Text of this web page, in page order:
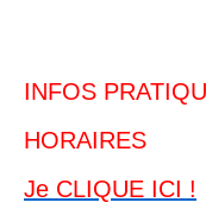
INFOS
HORAIRES
Je CLIQUE ICI !